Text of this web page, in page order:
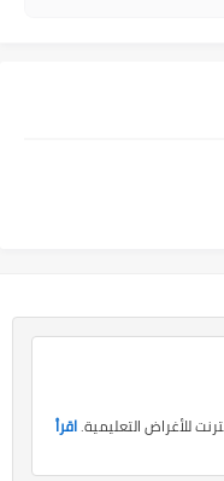
للأغراض التعليمية.اقرأ